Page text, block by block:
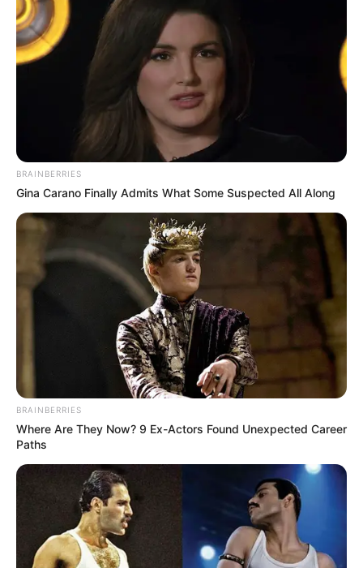
All
Einfach unwiderstehlich: Perfektes
Frühlingsrollen Rezept für jede Gelegenheit
Einfach unwiderstehlich: Geniales Rezept:
Grießschnitten Rezept
Search
BRAINBERRIES
Gina Carano Finally Admits What Some Suspected All Along
BRAINBERRIES
Where Are They Now? 9 Ex-Actors Found Unexpected Career
Paths